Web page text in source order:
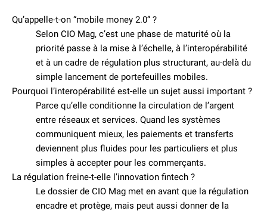
Qu’appelle-t-on “mobile money 2.0” ?
Selon CIO Mag, c’est une phase de maturité où la
priorité passe à la mise à l’échelle, à l’interopérabilité
et à un cadre de régulation plus structurant, au-delà du
simple lancement de portefeuilles mobiles.
Pourquoi l’interopérabilité est-elle un sujet aussi important ?
Parce qu’elle conditionne la circulation de l’argent
entre réseaux et services. Quand les systèmes
communiquent mieux, les paiements et transferts
deviennent plus fluides pour les particuliers et plus
simples à accepter pour les commerçants.
La régulation freine-t-elle l’innovation fintech ?
Le dossier de CIO Mag met en avant que la régulation
encadre et protège, mais peut aussi donner de la